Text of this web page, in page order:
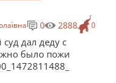
0
0 2888